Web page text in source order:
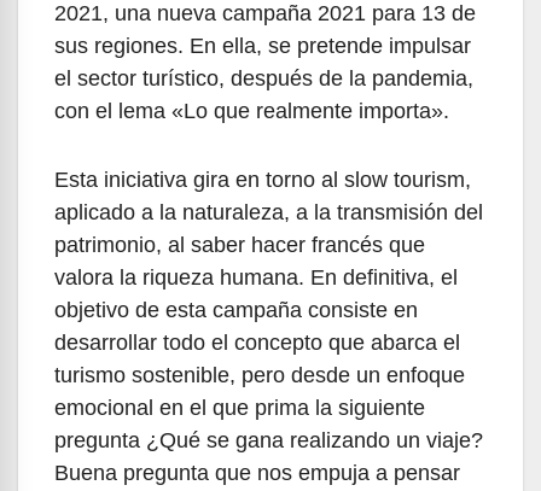
2021, una nueva campaña 2021 para 13 de
sus regiones. En ella, se pretende impulsar
el sector turístico, después de la pandemia,
con el lema «Lo que realmente importa».
Esta iniciativa gira en torno al slow tourism,
aplicado a la naturaleza, a la transmisión del
patrimonio, al saber hacer francés que
valora la riqueza humana. En definitiva, el
objetivo de esta campaña consiste en
desarrollar todo el concepto que abarca el
turismo sostenible, pero desde un enfoque
emocional en el que prima la siguiente
pregunta ¿Qué se gana realizando un viaje?
Buena pregunta que nos empuja a pensar